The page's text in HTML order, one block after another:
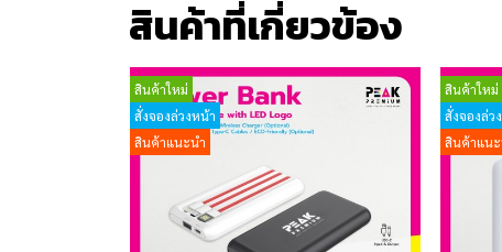
สินค้าที่เกี่ยวข้อง
สินค้าใหม่
สั่งจองล่วงหน้า
สินค้าแนะนำ
สินค้าใหม่
สั่งจองล่ว
สินค้าแน